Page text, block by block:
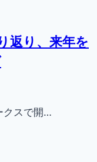
返り、来年を
クスで開…